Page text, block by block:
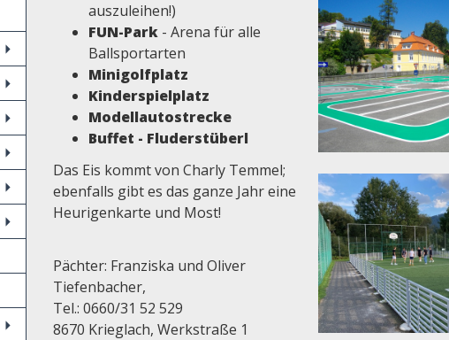
auszuleihen!)
FUN-Park - Arena für alle
Ballsportarten
Minigolfplatz
Kinderspielplatz
Modellautostrecke
Buffet - Fluderstüberl
Das Eis kommt von Charly Temmel;
ebenfalls gibt es das ganze Jahr eine
Heurigenkarte und Most!
Pächter: Franziska und Oliver
Tiefenbacher,
Tel.: 0660/31 52 529
8670 Krieglach, Werkstraße 1